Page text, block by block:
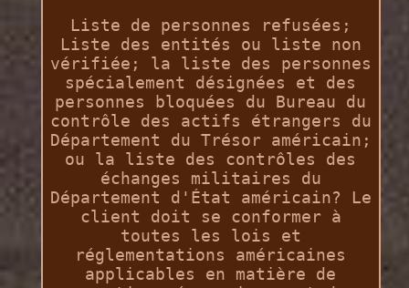
Liste de personnes refusées;
Liste des entités ou liste non
vérifiée; la liste des personnes
spécialement désignées et des
personnes bloquées du Bureau du
contrôle des actifs étrangers du
Département du Trésor américain;
ou la liste des contrôles des
échanges militaires du
Département d'État américain? Le
client doit se conformer à
toutes les lois et
réglementations américaines
applicables en matière de